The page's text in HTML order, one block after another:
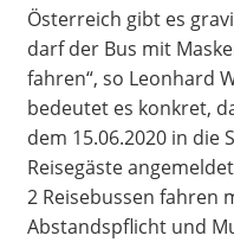
Österreich gibt es
darf der Bus mit
fahren“, so Leonhard
bedeutet es konkret,
dem 15.06.2020 in die
Reisegäste
2 Reisebussen fahren
Abstandspflicht und